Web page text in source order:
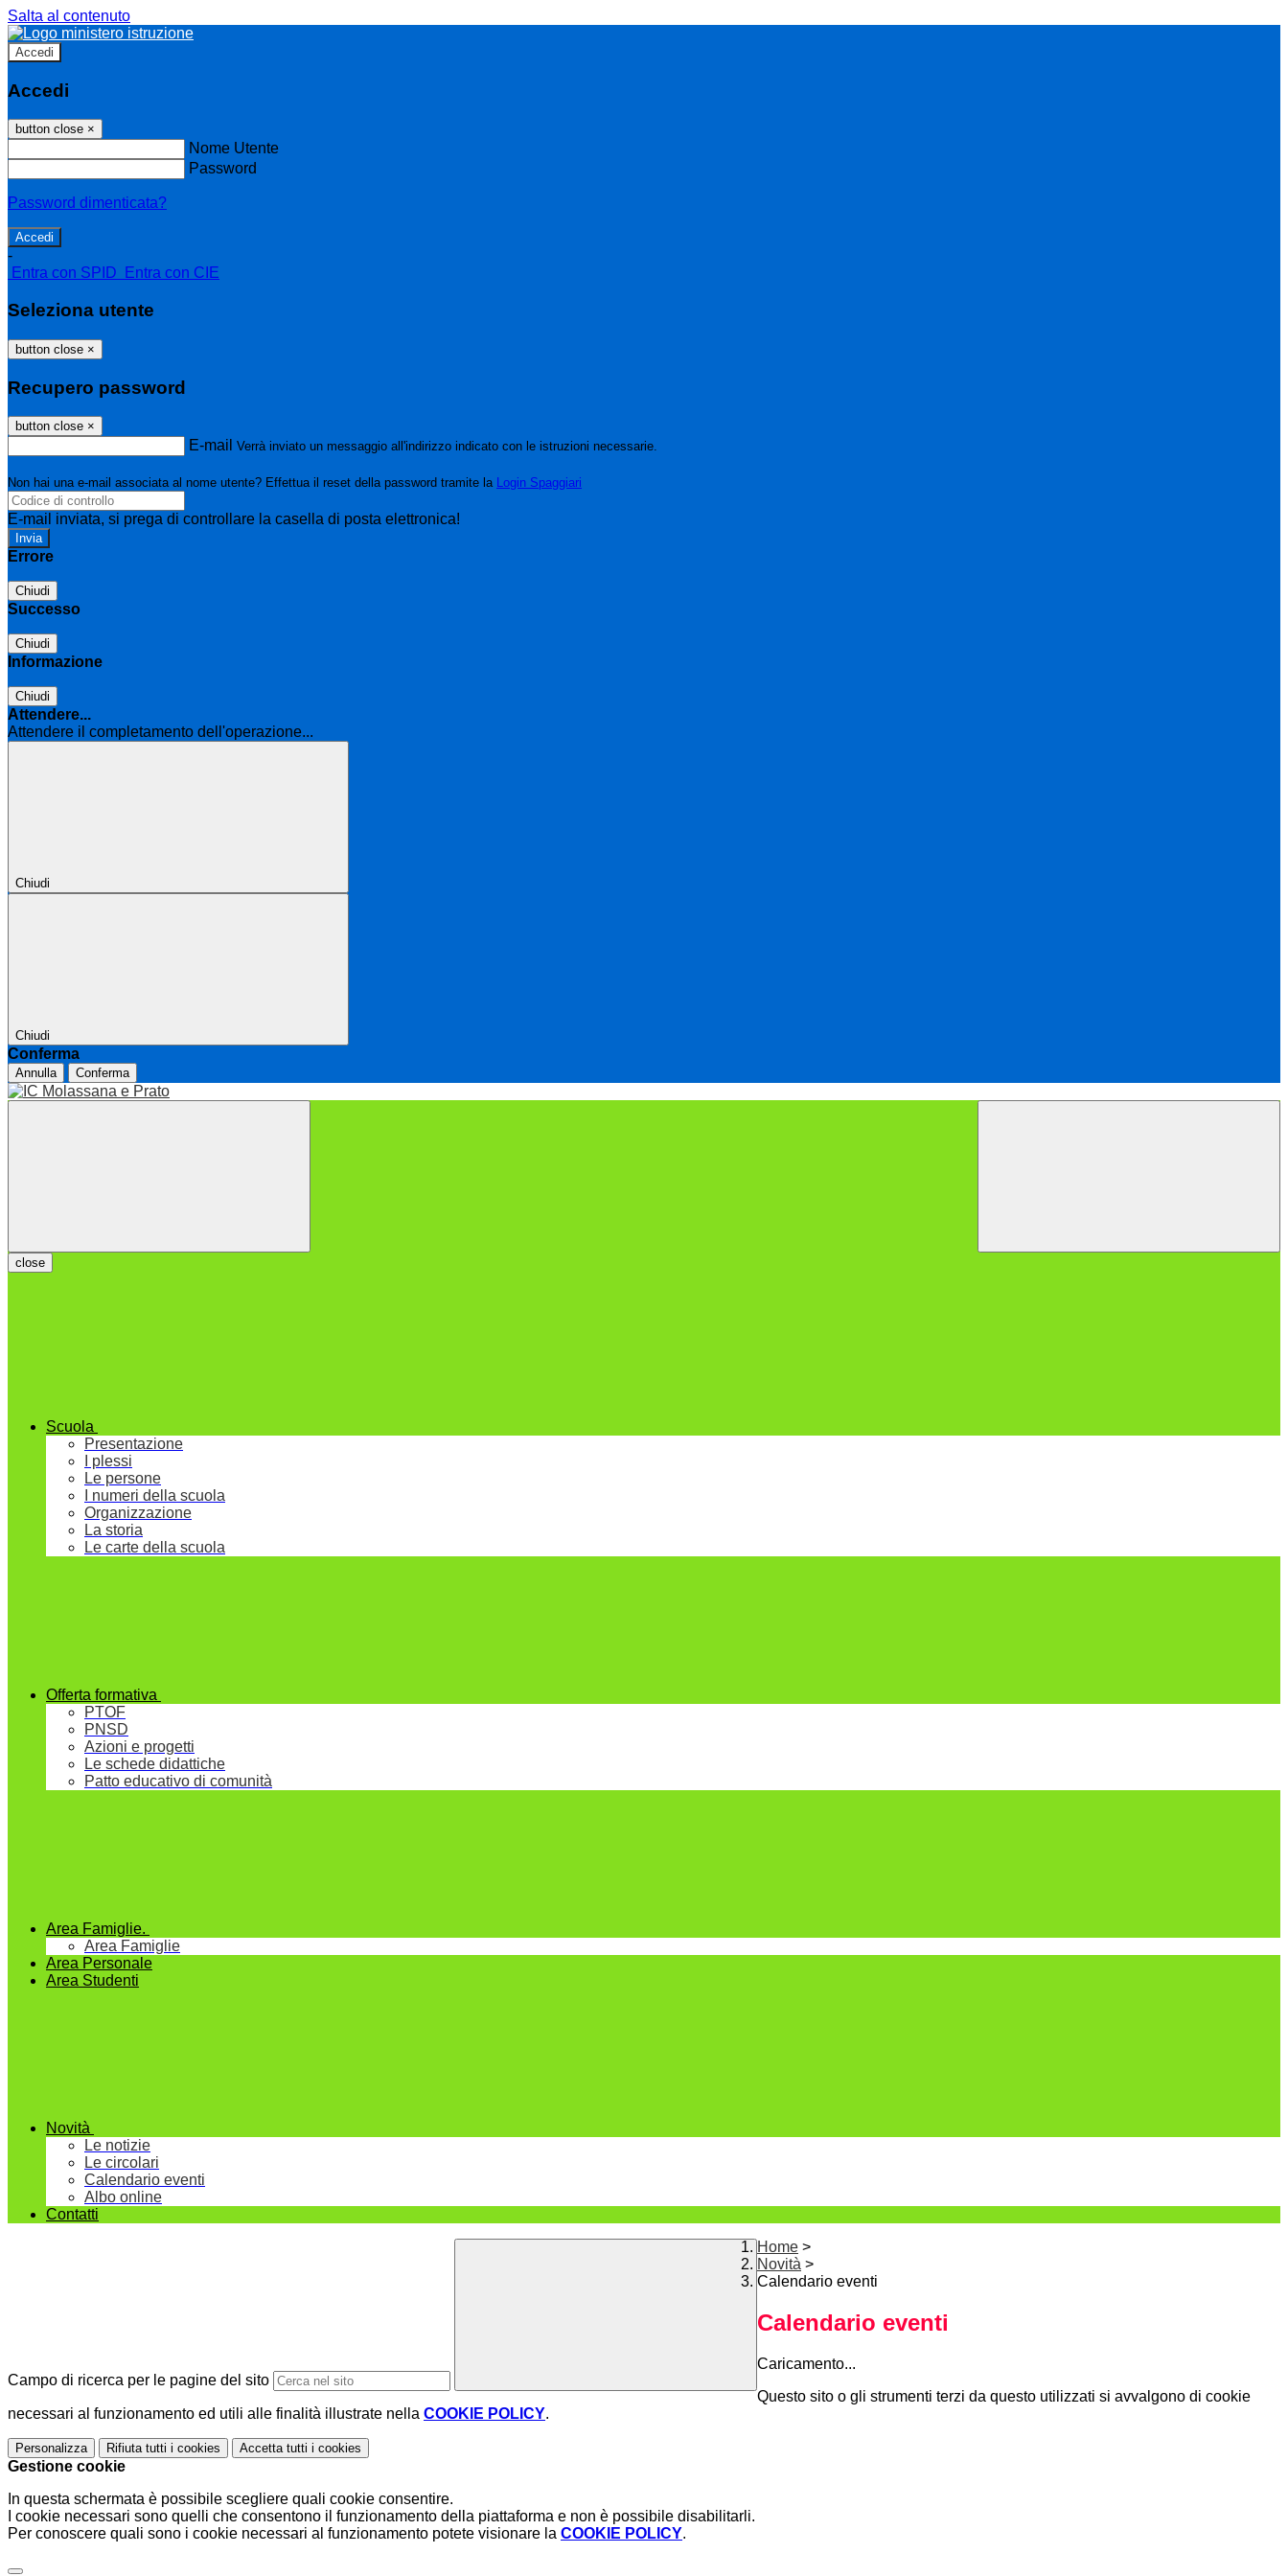
Salta al contenuto
Accedi
Accedi
button close ×
Nome Utente
Password
Password dimenticata?
-
Entra con SPID
Entra con CIE
Seleziona utente
button close ×
Recupero password
button close ×
E-mail Verrà inviato un messaggio all'indirizzo indicato con le istruzioni necessarie.
Non hai una e-mail associata al nome utente? Effettua il reset della password tramite la Login Spaggiari
E-mail inviata, si prega di controllare la casella di posta elettronica!
Errore
Chiudi
Successo
Chiudi
Informazione
Chiudi
Attendere...
Attendere il completamento dell'operazione...
Chiudi
Chiudi
Conferma
Annulla Conferma
close
Scuola
Presentazione
I plessi
Le persone
I numeri della scuola
Organizzazione
La storia
Le carte della scuola
Offerta formativa
PTOF
PNSD
Azioni e progetti
Le schede didattiche
Patto educativo di comunità
Area Famiglie.
Area Famiglie
Area Personale
Area Studenti
Novità
Le notizie
Le circolari
Calendario eventi
Albo online
Contatti
Campo di ricerca per le pagine del sito
Home >
Novità >
Calendario eventi
Calendario eventi
Caricamento...
Questo sito o gli strumenti terzi da questo utilizzati si avvalgono di cookie
necessari al funzionamento ed utili alle finalità illustrate nella COOKIE POLICY.
Personalizza Rifiuta tutti i cookies Accetta tutti i cookies
Gestione cookie
In questa schermata è possibile scegliere quali cookie consentire.
I cookie necessari sono quelli che consentono il funzionamento della piattaforma e non è possibile disabilitarli.
Per conoscere quali sono i cookie necessari al funzionamento potete visionare la COOKIE POLICY.